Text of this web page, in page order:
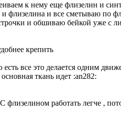
к нему еще флизелин и
флизелина и все сметываю по
и обшиваю бейкой уже с
крепить
все это делается одним
ткань идет :an282:
работать легче ,